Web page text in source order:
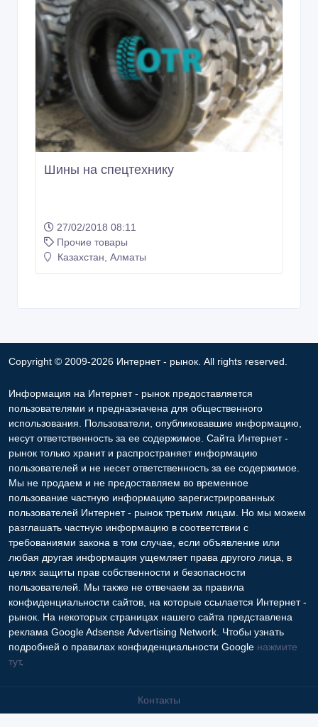
Шины на спецтехнику
27/02/2018 08:11
Прочие товары
Казахстан, Алматы
Copyright © 2009-2026 Интернет - рынок. All rights reserved.
Информация на Интернет - рынок предоставляется
пользователями и предназначена для общественного
использования. Пользователи, опубликовавшие информацию,
несут ответственность за ее содержимое. Сайта Интернет -
рынок только хранит и распространяет информацию
пользователей и не несет ответственность за ее содержимое.
Мы не продаем и не предоставляем во временное
пользование частную информацию зарегистрированных
пользователей Интернет - рынок третьим лицам. Но мы можем
разглашать частную информацию в соответствии с
требованиями закона в том случае, если объявление или
любая другая информация ущемляет права другого лица, в
целях защиты прав собственности и безопасности
пользователей. Мы также не отвечаем за правила
конфиденциальности сайтов, на которые ссылается Интернет -
рынок. На некоторых страницах нашего сайта представлена
реклама Google Adsense Advertising Network. Чтобы узнать
подробней о правилах конфиденциальности Google нажмите
тут.
Контакты